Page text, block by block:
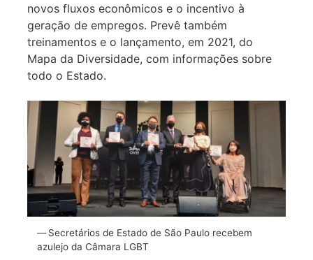
novos fluxos econômicos e o incentivo à
geração de empregos. Prevê também
treinamentos e o lançamento, em 2021, do
Mapa da Diversidade, com informações sobre
todo o Estado.
Secretários de Estado de São Paulo recebem
azulejo da Câmara LGBT